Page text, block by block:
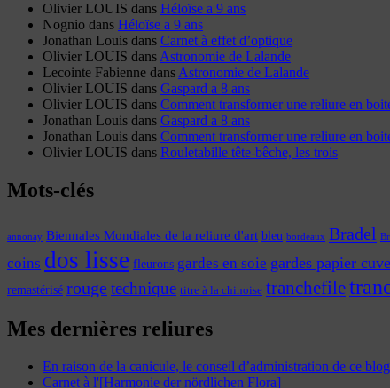
Olivier LOUIS dans Héloïse a 9 ans
Nognio dans Héloïse a 9 ans
Jonathan Louis dans Carnet à effet d’optique
Olivier LOUIS dans Astronomie de Lalande
Lecointe Fabienne dans Astronomie de Lalande
Olivier LOUIS dans Gaspard a 8 ans
Olivier LOUIS dans Comment transformer une reliure en
Jonathan Louis dans Gaspard a 8 ans
Jonathan Louis dans Comment transformer une reliure en
Olivier LOUIS dans Rouletabille tête-bêche, les trois
Mots-clés
annonay Biennales Mondiales de la reliure d'art bleu bordeaux Bradel
coins dos lisse fleurons gardes en soie gardes papier cuve
remastérisé rougetechnique titre à la chinoise tranchefile
Mes dernières reliures
En raison de la canicule, le conseil d’administration de ce
Carnet à l'[Harmonie der nördlichen Flora]